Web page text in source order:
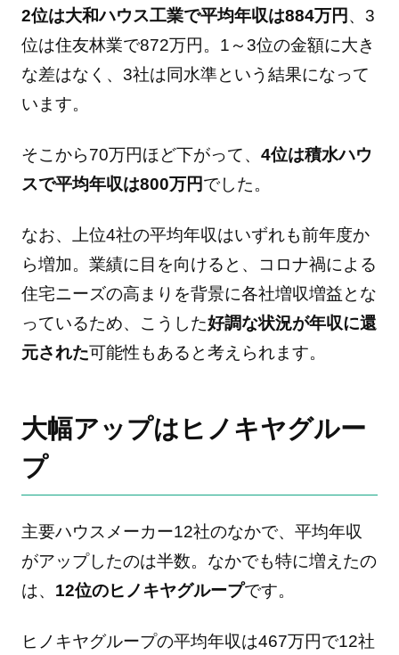
2位は大和ハウス工業で平均年収は884万円 、3
位は住友林業で872万円。1～3位の金額に大き
な差はなく、3社は同水準という結果になって
います。
そこから70万円ほど下がって、 4位は積水ハウ
スで平均年収は800万円でした。
なお、上位4社の平均年収はいずれも前年度か
ら増加。業績に目を向けると、コロナ禍による
住宅ニーズの高まりを背景に各社増収増益とな
っているため、こうした好調な状況が年収に還
元された可能性もあると考えられます。
大幅アップはヒノキヤグルー
プ
主要ハウスメーカー12社のなかで、平均年収
がアップしたのは半数。なかでも特に増えたの
は、 12位のヒノキヤグループです。
ヒノキヤグループの平均年収は467万円で12社